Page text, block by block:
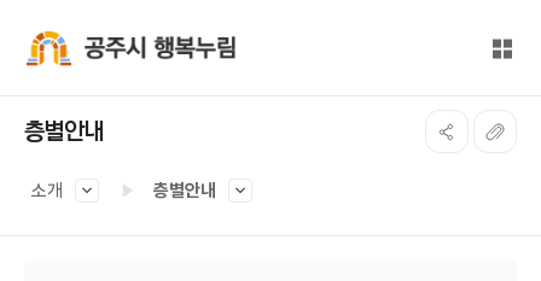
전체
층별안내
소개 층별안내